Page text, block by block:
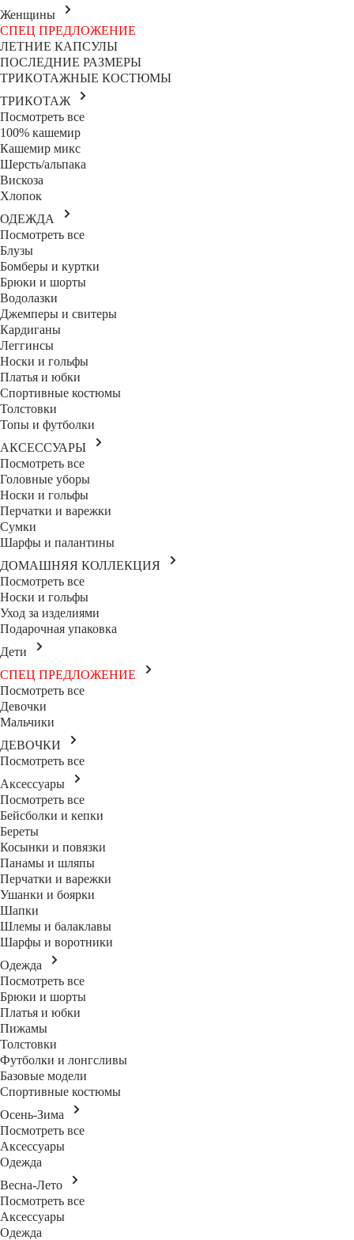
Женщины
СПЕЦ ПРЕДЛОЖЕНИЕ
ЛЕТНИЕ КАПСУЛЫ
ПОСЛЕДНИЕ РАЗМЕРЫ
ТРИКОТАЖНЫЕ КОСТЮМЫ
ТРИКОТАЖ
Посмотреть все
100% кашемир
Кашемир микс
Шерсть/альпака
Вискоза
Хлопок
ОДЕЖДА
Посмотреть все
Блузы
Бомберы и куртки
Брюки и шорты
Водолазки
Джемперы и свитеры
Кардиганы
Леггинсы
Носки и гольфы
Платья и юбки
Спортивные костюмы
Толстовки
Топы и футболки
АКСЕССУАРЫ
Посмотреть все
Головные уборы
Носки и гольфы
Перчатки и варежки
Сумки
Шарфы и палантины
ДОМАШНЯЯ КОЛЛЕКЦИЯ
Посмотреть все
Носки и гольфы
Уход за изделиями
Подарочная упаковка
Дети
СПЕЦ ПРЕДЛОЖЕНИЕ
Посмотреть все
Девочки
Мальчики
ДЕВОЧКИ
Посмотреть все
Аксессуары
Посмотреть все
Бейсболки и кепки
Береты
Косынки и повязки
Панамы и шляпы
Перчатки и варежки
Ушанки и боярки
Шапки
Шлемы и балаклавы
Шарфы и воротники
Одежда
Посмотреть все
Брюки и шорты
Платья и юбки
Пижамы
Толстовки
Футболки и лонгсливы
Базовые модели
Спортивные костюмы
Осень-Зима
Посмотреть все
Аксессуары
Одежда
Весна-Лето
Посмотреть все
Аксессуары
Одежда